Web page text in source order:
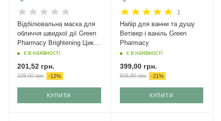
Відбілювальна маска для
обличчя швидкої дії Green
Pharmacy Brightening Цика і
Вітамін С 50 мл
є в наявності
201,52 грн.
229,00грн. -12%
КУПИТИ
1
Набір для ванни та душу
Ветівер і ваніль Green
Pharmacy
є в наявності
399,00грн.
506,90грн. -21%
КУПИТИ